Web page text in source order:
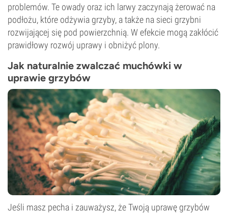
problemów. Te owady oraz ich larwy zaczynają żerować na
podłożu, które odżywia grzyby, a także na sieci grzybni
rozwijającej się pod powierzchnią. W efekcie mogą zakłócić
prawidłowy rozwój uprawy i obniżyć plony.
Jak naturalnie zwalczać muchówki w
uprawie grzybów
Jeśli masz pecha i zauważysz, że Twoją uprawę grzybów